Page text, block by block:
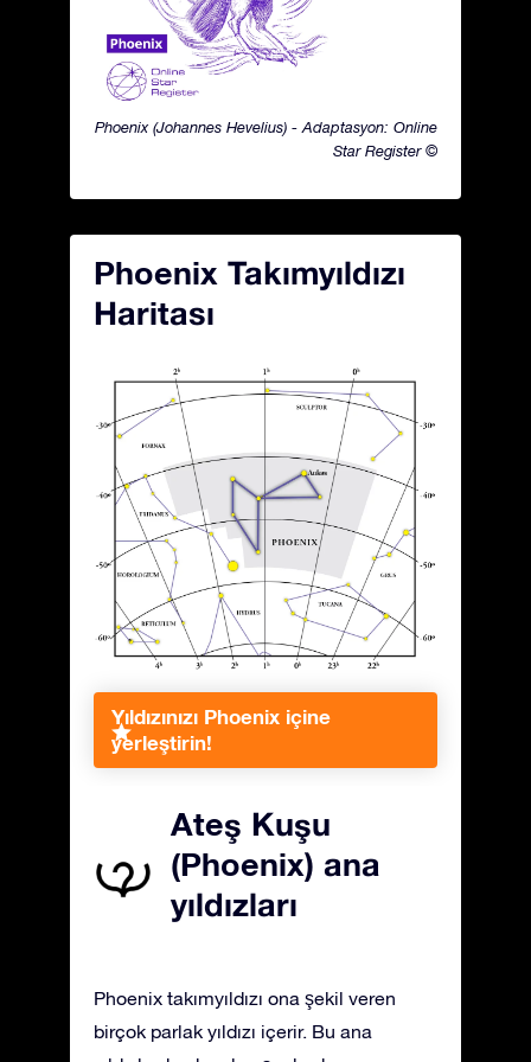
Phoenix (Johannes Hevelius) - Adaptasyon: Online
Star Register ©
Phoenix Takımyıldızı
Haritası
Yıldızınızı Phoenix içine
yerleştirin!
Ateş Kuşu
(Phoenix) ana
yıldızları
Phoenix takımyıldızı ona şekil veren
birçok parlak yıldızı içerir. Bu ana